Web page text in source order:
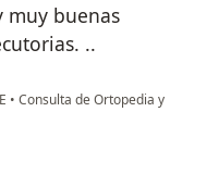
muy buenas
..
• Consulta de Ortopedia y
E .